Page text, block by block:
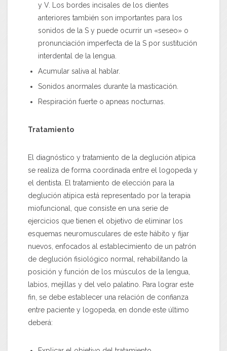
y V. Los bordes incisales de los dientes
anteriores también son importantes para los
sonidos de la S y puede ocurrir un «seseo» o
pronunciación imperfecta de la S por sustitución
interdental de la lengua.
Acumular saliva al hablar.
Sonidos anormales durante la masticación.
Respiración fuerte o apneas nocturnas.
Tratamiento
El diagnóstico y tratamiento de la deglución atípica
se realiza de forma coordinada entre el logopeda y
el dentista. El tratamiento de elección para la
deglución atípica está representado por la terapia
miofuncional, que consiste en una serie de
ejercicios que tienen el objetivo de eliminar los
esquemas neuromusculares de este hábito y fijar
nuevos, enfocados al establecimiento de un patrón
de deglución fisiológico normal, rehabilitando la
posición y función de los músculos de la lengua,
labios, mejillas y del velo palatino. Para lograr este
fin, se debe establecer una relación de confianza
entre paciente y logopeda, en donde este último
deberá: